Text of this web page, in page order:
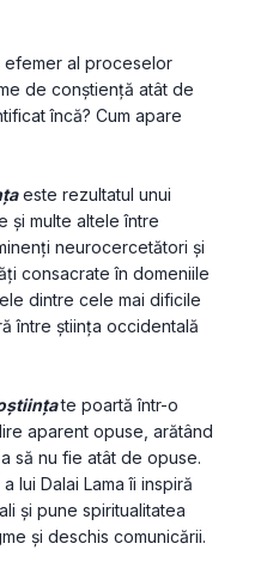
efemer al proceselor
de conștiență atât de
încă? Cum apare
este rezultatul unui
și multe altele între
neurocercetători și
consacrate în domeniile
dintre cele mai dificile
între știința occidentală
te poartă într-o
aparent opuse, arătând
să nu fie atât de opuse.
lui Dalai Lama îi inspiră
și pune spiritualitatea
și deschis comunicării.